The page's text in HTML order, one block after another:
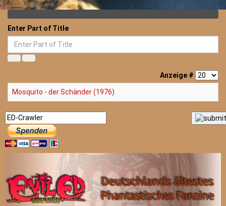
Enter Part of Title
Anzeige #
Mosquito - der Schänder (1976)